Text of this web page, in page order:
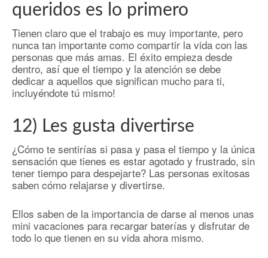
queridos es lo primero
Tienen claro que el trabajo es muy importante, pero
nunca tan importante como compartir la vida con las
personas que más amas. El éxito empieza desde
dentro, así que el tiempo y la atención se debe
dedicar a aquellos que significan mucho para ti,
incluyéndote tú mismo!
12) Les gusta divertirse
¿Cómo te sentirías si pasa y pasa el tiempo y la única
sensación que tienes es estar agotado y frustrado, sin
tener tiempo para despejarte? Las personas exitosas
saben cómo relajarse y divertirse.
Ellos saben de la importancia de darse al menos unas
mini vacaciones para recargar baterías y disfrutar de
todo lo que tienen en su vida ahora mismo.